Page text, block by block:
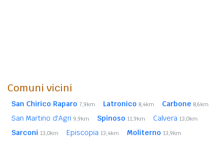
Comuni vicini
San Chirico Raparo 7,9km Latronico 8,4km Carbone 8,6km
San Martino d'Agri 9,9km Spinoso 11,9km Calvera 13,0km
Sarconi 13,0km Episcopia 13,4km Moliterno 13,9km